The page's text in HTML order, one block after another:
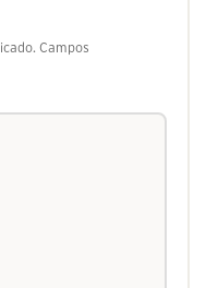
Campos